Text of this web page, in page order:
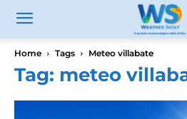
Home Tags Meteo villabate
Tag: meteo